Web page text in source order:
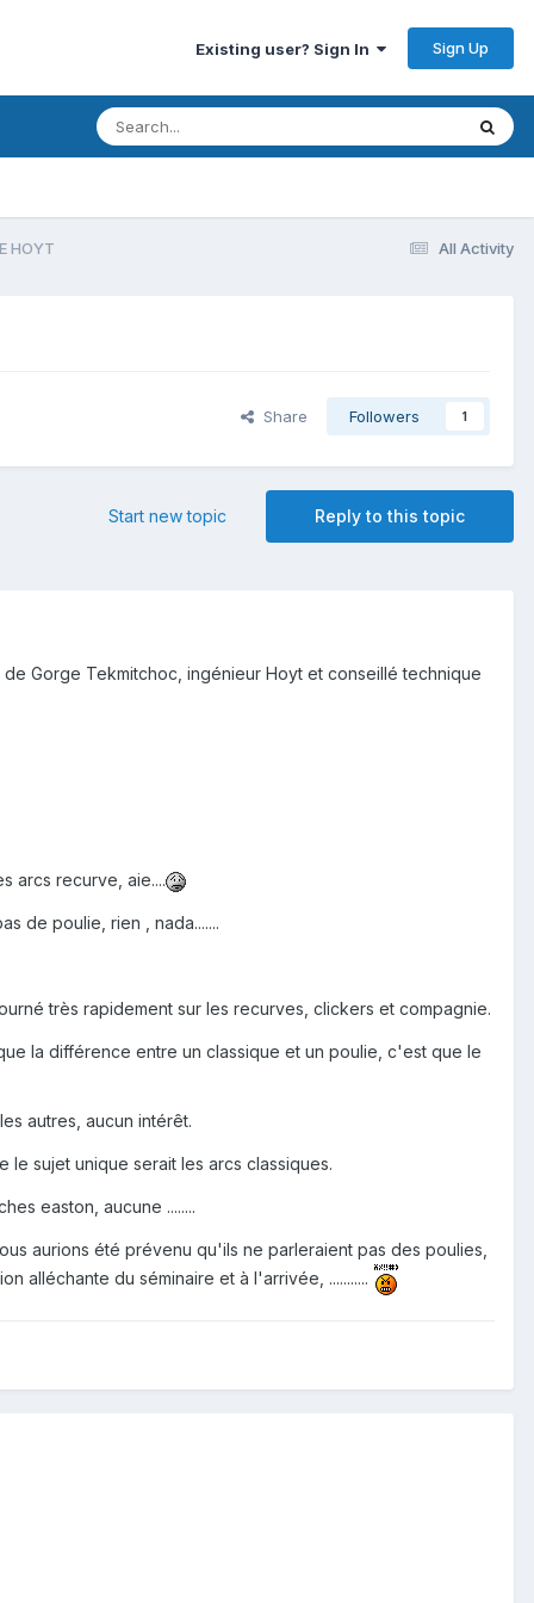
Existing user? Sign In Sign Up
All Activity
HOYT
Share Followers 1
Reply to this topic
Start new topic
Gorge Tekmitchoc, ingénieur Hoyt et conseillé technique
arcs recurve, aie....
de poulie, rien , nada.......
très rapidement sur les recurves, clickers et compagnie.
la différence entre un classique et un poulie, c'est que le
autres, aucun intérêt.
le sujet unique serait les arcs classiques.
easton, aucune ........
aurions été prévenu qu'ils ne parleraient pas des poulies,
alléchante du séminaire et à l'arrivée, ...........